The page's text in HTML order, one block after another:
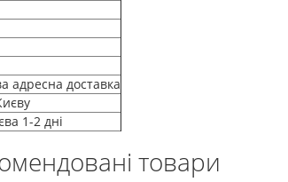
адресна доставка
1-2 дні
товари